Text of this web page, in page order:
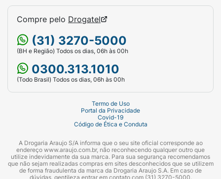
Compre pelo Drogatel
(31) 3270-5000
(BH e Região) Todos os dias, 06h às 00h
0300.313.1010
(Todo Brasil) Todos os dias, 06h às 00h
Termo de Uso
Portal da Privacidade
Covid-19
Código de Ética e Conduta
A Drogaria Araujo S/A informa que o seu site oficial corresponde ao
endereço www.araujo.com.br, não reconhecendo qualquer outro que
utilize indevidamente da sua marca. Para sua segurança recomendamos
que não sejam realizadas compras em sites desconhecidos que se utilizem
de forma fraudulenta da marca da Drogaria Araujo S.A. Em caso de
dúvidas, gentileza entrar em contato com (31) 3270-5000.